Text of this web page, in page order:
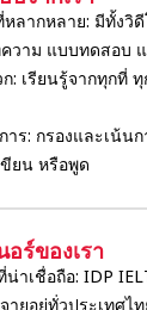
หลากหลาย: มีทั้งวิ
วาม แบบทดสอบ
ก: เรียนรู้จากทุกที่
ร: กรองและเน้น
ยน หรือพูด
ร์ของเรา
าเชื่อถือ: IDP
ายอยู่ทั่วประเทศไท